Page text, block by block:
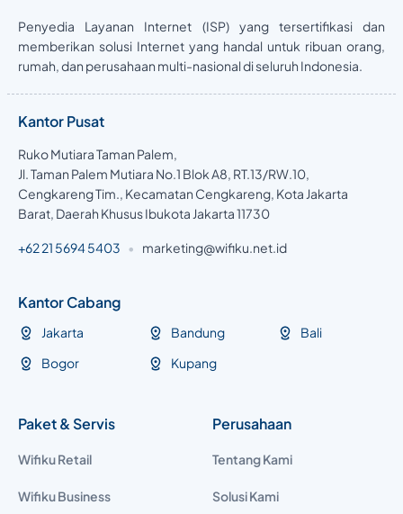
Penyedia Layanan Internet (ISP) yang tersertifikasi dan
memberikan solusi Internet yang handal untuk ribuan orang,
rumah, dan perusahaan multi-nasional di seluruh Indonesia.
Kantor Pusat
Ruko Mutiara Taman Palem,
Jl. Taman Palem Mutiara No.1 Blok A8, RT.13/RW.10,
Cengkareng Tim., Kecamatan Cengkareng, Kota Jakarta
Barat, Daerah Khusus Ibukota Jakarta 11730
+62 21 5694 5403 • marketing@wifiku.net.id
Kantor Cabang
Jakarta
Bogor
Bandung
Kupang
Bali
Paket & Servis
Wifiku Retail
Wifiku Business
Perusahaan
Tentang Kami
Solusi Kami